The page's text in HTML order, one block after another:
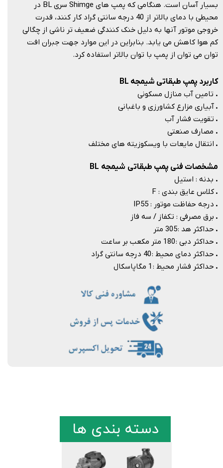
بسیار آسان است. هنگامی که پمپ های Shimge سری BL در
محیطی با دمای بالاتر از 40 درجه سانتی گراد کار کنند، قدرت
خروجی موتور آنها به دلیل خنک کنندگی ضعیف تر ناشی از چگالی
کم هوا کاهش می یابد. بنابراین در این موارد جهت جبران افت
توان می توان از پمپ با توان بالاتر استفاده کرد.​​​​​​​
مشخصات فنی پمپ طبقاتی شیمجه BL
. بدنه : استیل
. کلاس عایق بندی : F
. درجه حفاظت موتور : IP55
. برق مصرفی : تکفاز / سه فاز
. حداکثر هد : 305 متر
. حداکثر دبی : 180 متر مکعب بر ساعت
. حداکثر دمای محیط : 40 درجه سانتی گراد
. حداکثر فشار محیط : 1 مگاپاسکال
کاربرد پمپ طبقاتی شیمجه BL
. تامین آب منازل مسکونی
. آبیاری مزارع کشاورزی و باغبانی
. تقویت فشار آب
. مصارف صنعتی
. انتقال مایعات با ویسکوزیته های مختلف
دسته بندی ها